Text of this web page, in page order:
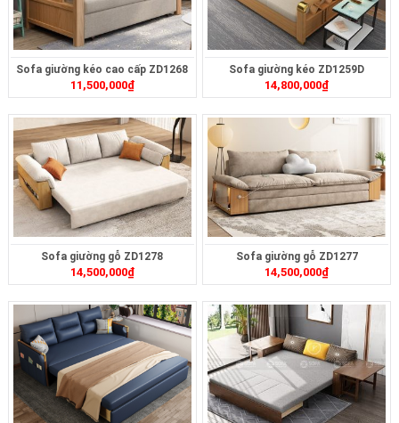
Sofa giường kéo cao cấp ZD1268
11,500,000₫
Sofa giường kéo ZD1259D
14,800,000₫
Sofa giường gỗ ZD1278
14,500,000₫
Sofa giường gỗ ZD1277
14,500,000₫